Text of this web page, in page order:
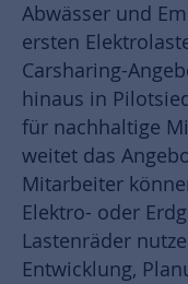
Abwässer und
ersten
Carsharing-
hinaus in
für nachhaltige
weitet das
Mitarbeiter
Elektro- oder
Lastenräder
Entwicklung,